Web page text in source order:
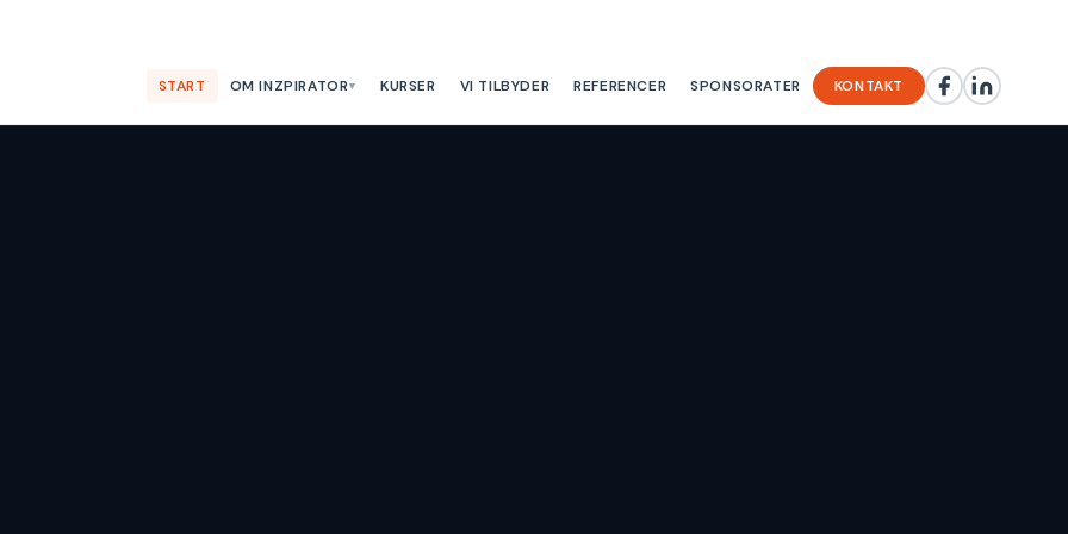
START OM INZPIRATOR KURSER VI TILBYDER REFERENCER SPONSORATER KONTAKT